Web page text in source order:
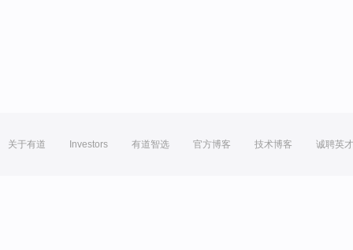
关于有道 Investors 有道智选 官方博客 技术博客 诚聘英才